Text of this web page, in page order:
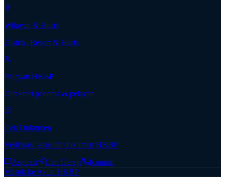
Wilayah & Huria
Distrik, Resort & Huria
Pelayan HKBP
Direktori pendeta & pelayan
Cek Dokumen
Verifikasi keaslian dokumen HKBP
Aspirasi Cari Gereja
Kontak
Masuk ke Akun HKBP